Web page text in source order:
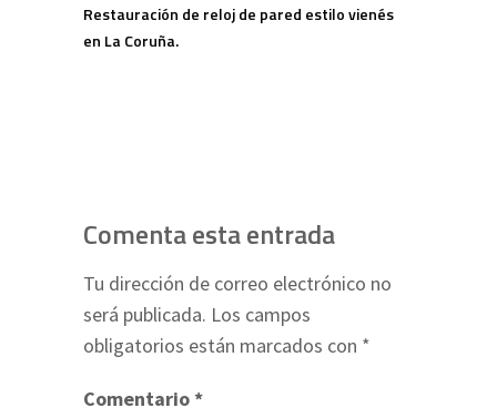
Restauración de reloj de pared estilo vienés
en La Coruña.
Comenta esta entrada
Tu dirección de correo electrónico no
será publicada. Los campos
obligatorios están marcados con *
Comentario*